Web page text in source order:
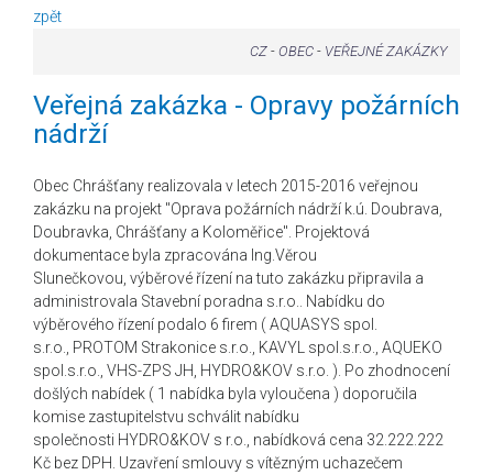
zpět
CZ- OBEC- VEŘEJNÉ ZAKÁZKY
Veřejná zakázka - Opravy požárních
nádrží
Obec Chrášťany realizovala v letech 2015-2016 veřejnou
zakázku na projekt "Oprava požárních nádrží k.ú. Doubrava,
Doubravka, Chrášťany a Koloměřice". Projektová
dokumentace byla zpracována Ing.Věrou
Slunečkovou, výběrové řízení na tuto zakázku připravila a
administrovala Stavební poradna s.r.o.. Nabídku do
výběrového řízení podalo 6 firem ( AQUASYS spol.
s.r.o., PROTOM Strakonice s.r.o., KAVYL spol.s.r.o., AQUEKO
spol.s.r.o., VHS-ZPS JH, HYDRO&KOV s.r.o. ). Po zhodnocení
došlých nabídek ( 1 nabídka byla vyloučena ) doporučila
komise zastupitelstvu schválit nabídku
společnosti HYDRO&KOV s r.o., nabídková cena 32.222.222
Kč bez DPH. Uzavření smlouvy s vítězným uchazečem